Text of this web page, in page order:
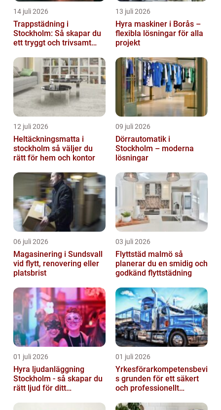
14 juli 2026
Trappstädning i
Stockholm: Så skapar du
ett tryggt och trivsamt
13 juli 2026
Hyra maskiner i Borås –
flexibla lösningar för alla
projekt
12 juli 2026
Heltäckningsmatta i
stockholm så väljer du
rätt för hem och kontor
09 juli 2026
Dörrautomatik i
Stockholm – moderna
lösningar
06 juli 2026
Magasinering i Sundsvall
vid flytt, renovering eller
platsbrist
03 juli 2026
Flyttstäd malmö så
planerar du en smidig och
godkänd flyttstädning
01 juli 2026
Hyra ljudanläggning
Stockholm - så skapar du
rätt ljud för ditt
01 juli 2026
Yrkesförarkompetensbevi
s grunden för ett säkert
och professionellt